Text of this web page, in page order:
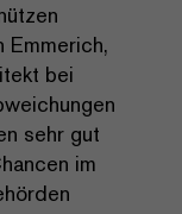
Emmerich,
bei
sehr gut
im